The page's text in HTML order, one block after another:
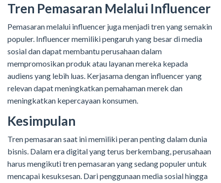
Tren Pemasaran Melalui Influencer
Pemasaran melalui influencer juga menjadi tren yang semakin
populer. Influencer memiliki pengaruh yang besar di media
sosial dan dapat membantu perusahaan dalam
mempromosikan produk atau layanan mereka kepada
audiens yang lebih luas. Kerjasama dengan influencer yang
relevan dapat meningkatkan pemahaman merek dan
meningkatkan kepercayaan konsumen.
Kesimpulan
Tren pemasaran saat ini memiliki peran penting dalam dunia
bisnis. Dalam era digital yang terus berkembang, perusahaan
harus mengikuti tren pemasaran yang sedang populer untuk
mencapai kesuksesan. Dari penggunaan media sosial hingga